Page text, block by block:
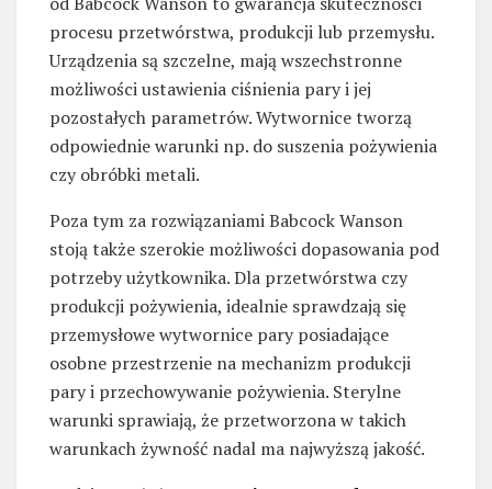
procesu przetwórstwa, produkcji lub przemysłu.
Urządzenia są szczelne, mają wszechstronne
możliwości ustawienia ciśnienia pary i jej
pozostałych parametrów. Wytwornice tworzą
odpowiednie warunki np. do suszenia pożywienia
czy obróbki metali.
Poza tym za rozwiązaniami Babcock Wanson
stoją także szerokie możliwości dopasowania pod
potrzeby użytkownika. Dla przetwórstwa czy
produkcji pożywienia, idealnie sprawdzają się
przemysłowe wytwornice pary posiadające
osobne przestrzenie na mechanizm produkcji
pary i przechowywanie pożywienia. Sterylne
warunki sprawiają, że przetworzona w takich
warunkach żywność nadal ma najwyższą jakość.